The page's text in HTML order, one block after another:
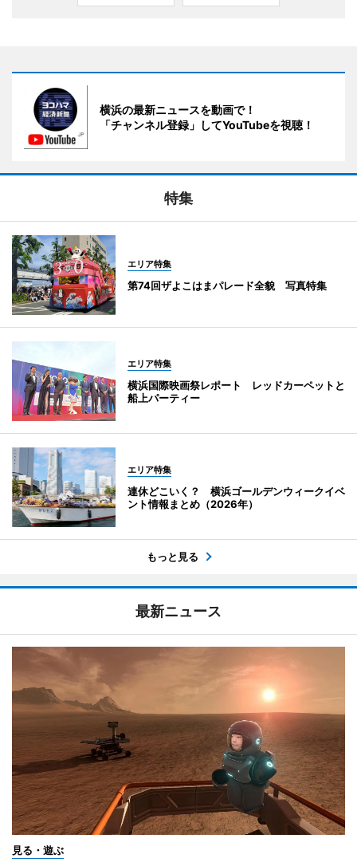
横浜の最新ニュースを動画で！
「チャンネル登録」してYouTubeを視聴！
特集
エリア特集
第74回ザよこはまパレード全貌 写真特集
エリア特集
横浜国際映画祭レポート レッドカーペットと
船上パーティー
エリア特集
連休どこいく？ 横浜ゴールデンウィークイベ
ント情報まとめ（2026年）
もっと見る
最新ニュース
見る・遊ぶ